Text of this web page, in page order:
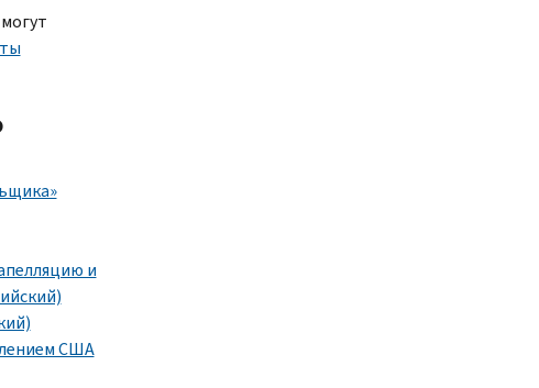
и
США